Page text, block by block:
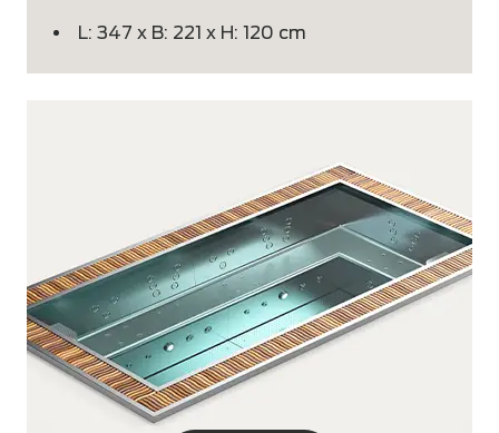
L: 347 x B: 221 x H: 120 cm